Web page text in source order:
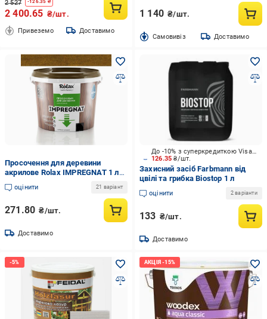
2 527 -126.35 ₴
2 400.65 ₴/шт.
Привеземо Доставимо
1 140 ₴/шт.
Cамовивіз Доставимо
Просочення для деревини
акрилове Rolax IMPREGNAT 1 л
206 Світлий Дуб (15047)
оцінити 21 варіант
271.80 ₴/шт.
Доставимо
126.35₴/шт.
До -10% з суперкредиткою Visa Вигода
Захисний засіб Farbmann від
цвілі та грибка Biostop 1 л
оцінити 2 варіанти
133 ₴/шт.
Доставимо